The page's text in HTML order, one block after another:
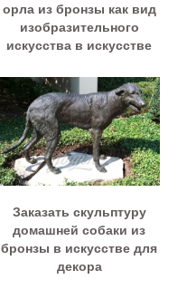
орла из бронзы как вид
изобразительного
искусства в искусстве
Заказать скульптуру
домашней собаки из
бронзы в искусстве для
декора